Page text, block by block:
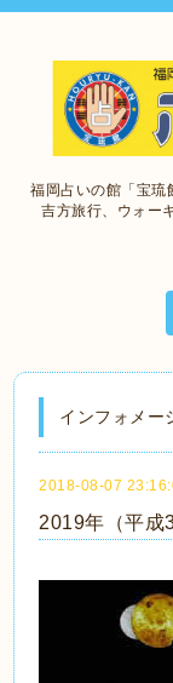
福岡占いの館「宝琉
吉方旅行、ウォー
インフォメー
2018-08-07
2019年（平成